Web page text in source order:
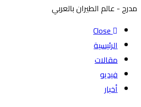
مدرج - عالم الطيران بالعربي
Close
الرئيسية
مقالات
فيديو
أخبار